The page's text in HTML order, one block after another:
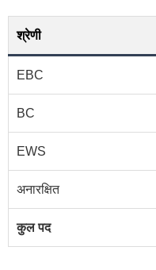
श्रेणी
EBC
BC
EWS
अनारक्षित
कुल पद